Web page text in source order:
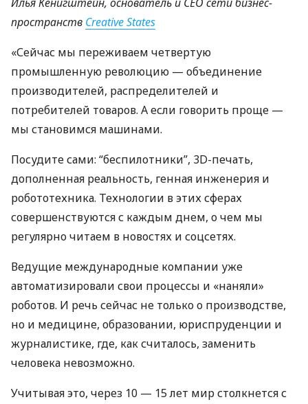
пространств Creative States
«Сейчас мы переживаем четвертую
промышленную революцию — объединение
производителей, распределителей и
потребителей товаров. А если говорить проще —
мы становимся машинами.
Посудите сами: “беспилотники”, 3D-печать,
дополненная реальность, генная инженерия и
робототехника. Технологии в этих сферах
совершенствуются с каждым днем, о чем мы
регулярно читаем в новостях и соцсетях.
Ведущие международные компании уже
автоматизировали свои процессы и «наняли»
роботов. И речь сейчас не только о производстве,
но и медицине, образовании, юриспруденции и
журналистике, где, как считалось, заменить
человека невозможно.
Учитывая это, через 10 — 15 лет мир столкнется с